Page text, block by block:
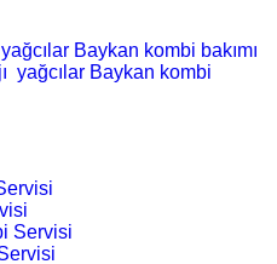
yağcılar Baykan kombi bakımı
yağcılar Baykan kombi
Servisi